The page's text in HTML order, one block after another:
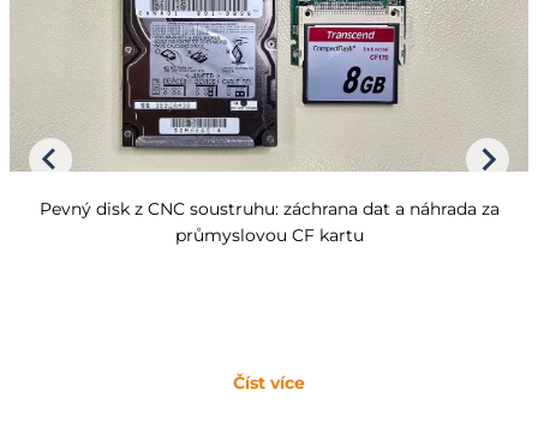
Pevný disk z CNC soustruhu: záchrana dat a náhrada za
průmyslovou CF kartu
Číst více